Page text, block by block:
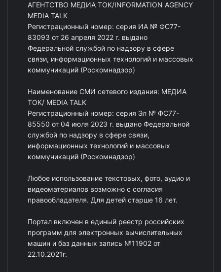
АГЕНТСТВО МЕДИА ТОК/INFORMATION AGENCY
MEDIA TALK
Регистрационный номер: серия ИА № ФС77-
83093 от 26 апреля 2022 г. выдано
Федеральной службой по надзору в сфере
связи, информационных технологий и массовых
коммуникаций (Роскомнадзор)
Наименование СМИ сетевого издания: МЕДИА
ТОК/ MEDIA TALK
Регистрационный номер: серия Эл № ФС77-
85550 от 04 июля 2023 г. выдано Федеральной
службой по надзору в сфере связи,
информационных технологий и массовых
коммуникаций (Роскомнадзор)
Любое использование текстовых, фото, аудио и
видеоматериалов возможно с согласия
правообладателя. Для детей старше 16 лет.
Портал включен в единый реестр российских
программ для электронных вычислительных
машин и баз данных запись №11902 от
22.10.2021г.